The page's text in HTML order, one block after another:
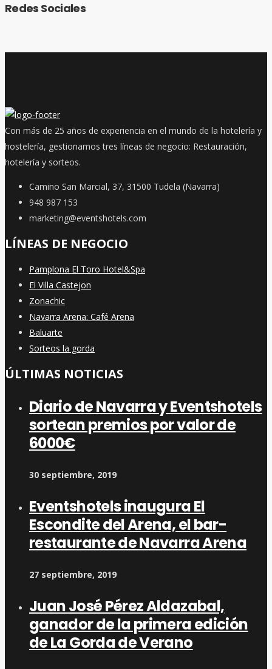
Redes Sociales
Con más de 25 años de experiencia en el mundo de la hotelería y
hostelería, gestionamos tres líneas de negocio: Restauración,
hotelería y sorteos.
Camino San Marcial, 37, 31500 Tudela (Navarra)
948 987 153
marketing@eventshotels.com
LÍNEAS DE NEGOCIO
Pamplona El Toro Hotel&Spa
El Villa Castejon
Zonachic
Navarra Arena: Café Arena
Baluarte
Sorteos la gorda
ÚLTIMAS NOTICIAS
Diario de Navarra y Eventshotels
sortean premios por valor de
6000€
30 septiembre, 2019
Eventshotels inaugura El
Escondite del Arena, el bar-
restaurante de Navarra Arena
27 septiembre, 2019
Juan José Pérez Aldazabal,
ganador de la primera edición
de La Gorda de Verano